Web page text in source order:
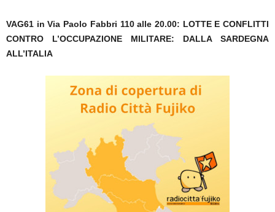
VAG61 in Via Paolo Fabbri 110 alle 20.00: LOTTE E CONFLITTI
CONTRO L’OCCUPAZIONE MILITARE: DALLA SARDEGNA
ALL’ITALIA